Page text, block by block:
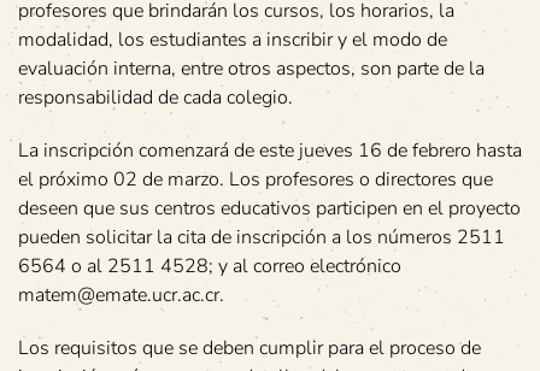
profesores que brindarán los cursos, los horarios, la
modalidad, los estudiantes a inscribir y el modo de
evaluación interna, entre otros aspectos, son parte de la
responsabilidad de cada colegio.
La inscripción comenzará de este jueves 16 de febrero hasta
el próximo 02 de marzo. Los profesores o directores que
deseen que sus centros educativos participen en el proyecto
pueden solicitar la cita de inscripción a los números 2511
6564 o al 2511 4528; y al correo electrónico
matem@emate.ucr.ac.cr.
Los requisitos que se deben cumplir para el proceso de